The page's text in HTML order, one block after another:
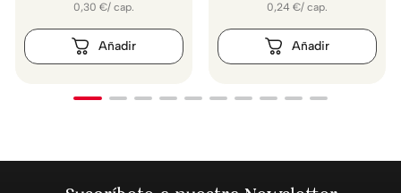
0,30 €/ cap. 0,24 €/ cap.